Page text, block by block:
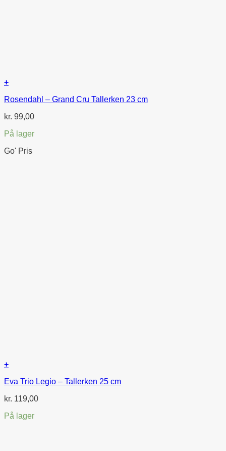
+
Rosendahl – Grand Cru Tallerken 23 cm
kr. 99,00
På lager
Go' Pris
+
Eva Trio Legio – Tallerken 25 cm
kr. 119,00
På lager